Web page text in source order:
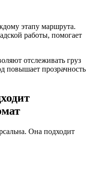
этапу маршрута.
работы, помогает
отслеживать груз
повышает прозрачность
Она подходит